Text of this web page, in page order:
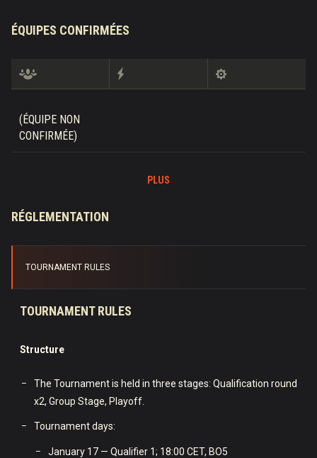
ÉQUIPES CONFIRMÉES
(ÉQUIPE NON
CONFIRMÉE)
PLUS
RÉGLEMENTATION
TOURNAMENT RULES
TOURNAMENT RULES
Structure
The Tournament is held in three stages: Qualification round
x2, Group Stage, Playoff.
Tournament days:
January 17 — Qualifier 1; 18:00 CET, BO5